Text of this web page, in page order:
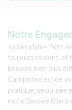
Notre
<span style="font-
toujours évident, et
besoins bien plus
Campsited est de
pratique, sécurisée
notre Service Client